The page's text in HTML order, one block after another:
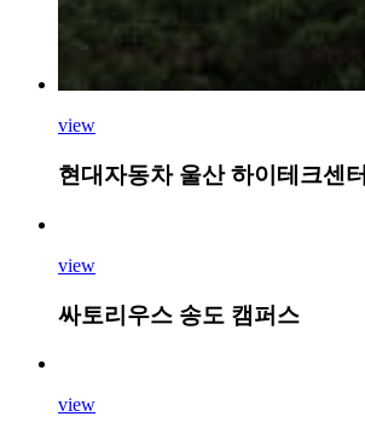
view
현대자동차 울산 하이테크센터
view
싸토리우스 송도 캠퍼스
view